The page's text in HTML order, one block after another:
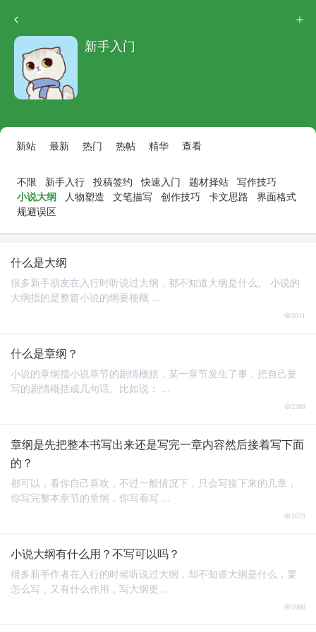
新手入门
新站 最新 热门 热帖 精华 查看
不限 新手入行 投稿签约 快速入门 题材择站 写作技巧
小说大纲
人物塑造 文笔描写 创作技巧 卡文思路
界面格式
规避误区
什么是大纲
很多新手朋友在入行时听说过大纲，都不知道大纲是什么。 小说的
大纲指的是整篇小说的纲要梗概 ...
2011
什么是章纲？
小说的章纲指小说章节的剧情概括，某一章节发生了事，把自己要
写的剧情概括成几句话。比如说： ...
2388
章纲是先把整本书写出来还是写完一章内容然后接着写下面
的？
都可以，看你自己喜欢，不过一般情况下，只会写接下来的几章，
你写完整本章节的章纲，你写着写 ...
1679
小说大纲有什么用？不写可以吗？
很多新手作者在入行的时候听说过大纲，却不知道大纲是什么，要
怎么写，又有什么作用，写大纲更 ...
2008